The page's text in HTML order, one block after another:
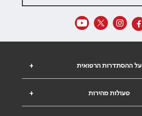
+ על ההסתדרות הרפואית
+ פעולות מהירות